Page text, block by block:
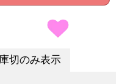
切のみ表示